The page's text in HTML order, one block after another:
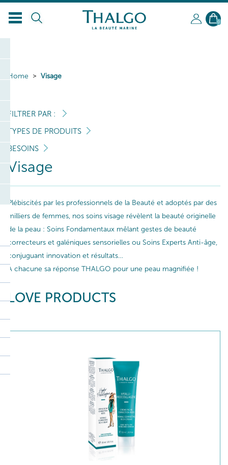
0
Home Visage
FILTRER PAR :
TYPES DE PRODUITS
BESOINS
Visage
Plébiscités par les professionnels de la Beauté et adoptés par des
milliers de femmes, nos soins visage révèlent la beauté originelle
de la peau : Soins Fondamentaux mêlant gestes de beauté
correcteurs et galéniques sensorielles ou Soins Experts Anti-âge,
conjuguant innovation et résultats…
A chacune sa réponse THALGO pour une peau magnifiée !
LOVE PRODUCTS